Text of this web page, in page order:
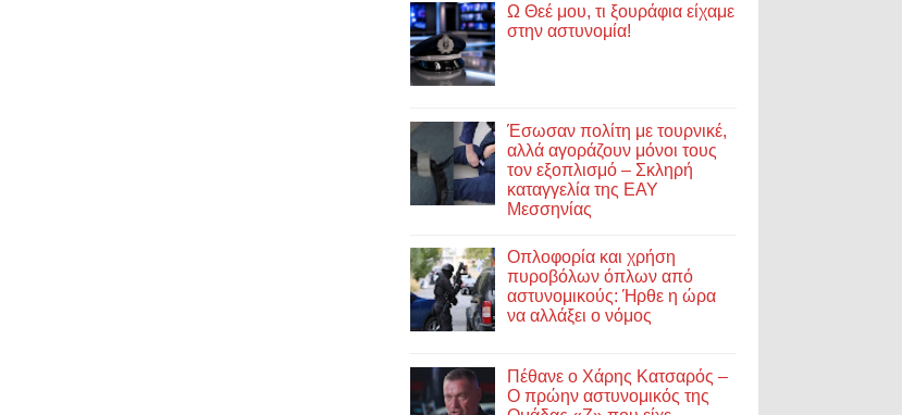
Ω Θεέ μου, τι ξουράφια είχαμε
στην αστυνομία!
Έσωσαν πολίτη με τουρνικέ,
αλλά αγοράζουν μόνοι τους
τον εξοπλισμό – Σκληρή
καταγγελία της ΕΑΥ
Μεσσηνίας
Οπλοφορία και χρήση
πυροβόλων όπλων από
αστυνομικούς: Ήρθε η ώρα
να αλλάξει ο νόμος
Πέθανε ο Χάρης Κατσαρός –
Ο πρώην αστυνομικός της